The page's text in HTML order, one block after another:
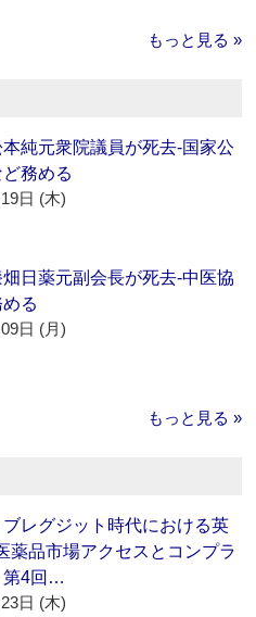
もっと見る »
本純元衆院議員が死去‐国家公
務める
日 (木)
畑日薬元副会長が死去‐中医協
る
日 (月)
もっと見る »
ブレグジット時代における英
薬品市場アクセスとコンプラ
第4回…
日 (木)